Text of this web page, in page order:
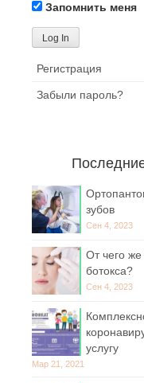
Запомнить меня
Регистрация
Забыли пароль?
зубов
Сен 4, 2023
От чего
ботокса?
Сен 4, 2023
услугу
Мар 21, 2021